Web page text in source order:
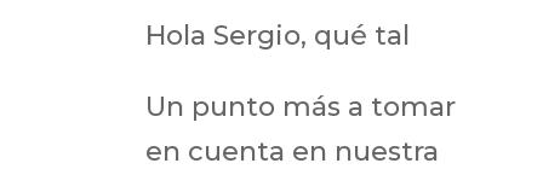
Hola Sergio, qué tal
Un punto más a tomar
en cuenta en nuestra